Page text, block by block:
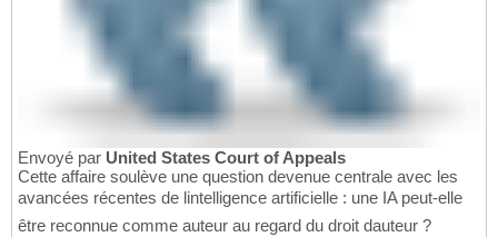
Envoyé par United States Court of Appeals
Cette affaire soulève une question devenue centrale avec les
avancées récentes de lintelligence artificielle : une IA peut-elle
être reconnue comme auteur au regard du droit dauteur ?